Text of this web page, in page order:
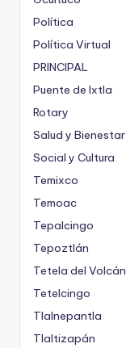
Política
Política Virtual
PRINCIPAL
Puente de Ixtla
Rotary
Salud y Bienestar
Social y Cultura
Temixco
Temoac
Tepalcingo
Tepoztlán
Tetela del Volcán
Tetelcingo
Tlalnepantla
Tlaltizapán